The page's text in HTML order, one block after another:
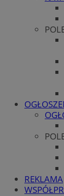
REKLAMA